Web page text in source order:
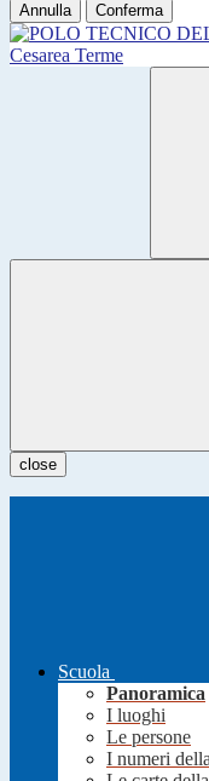
Annulla Conferma
close
Scuola
Panoramica
I luoghi
Le persone
I numeri